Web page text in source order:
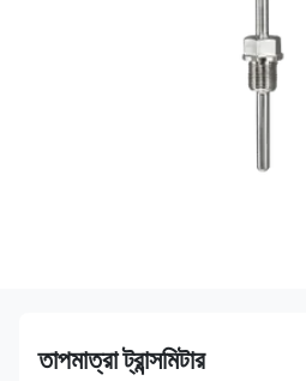
তাপমাত্রা ট্রান্সমিটার